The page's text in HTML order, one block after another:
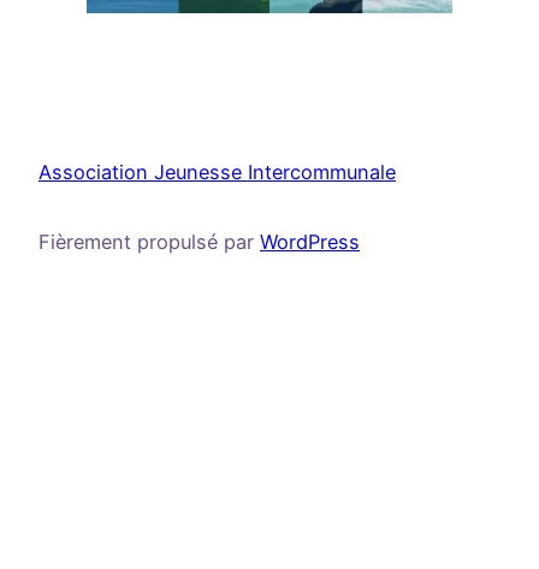
Association Jeunesse Intercommunale
Fièrement propulsé par WordPress